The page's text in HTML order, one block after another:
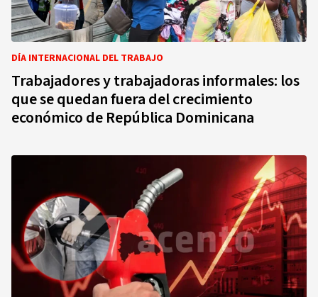
DÍA INTERNACIONAL DEL TRABAJO
Trabajadores y trabajadoras informales: los
que se quedan fuera del crecimiento
económico de República Dominicana